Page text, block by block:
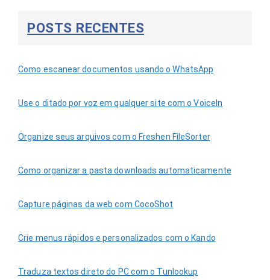
POSTS RECENTES
Como escanear documentos usando o WhatsApp
Use o ditado por voz em qualquer site com o VoiceIn
Organize seus arquivos com o Freshen FileSorter
Como organizar a pasta downloads automaticamente
Capture páginas da web com CocoShot
Crie menus rápidos e personalizados com o Kando
Traduza textos direto do PC com o Tunlookup